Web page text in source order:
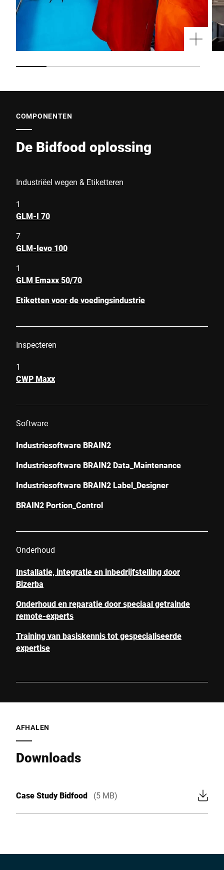
COMPONENTEN
De Bidfood oplossing
Industriëel wegen & Etiketteren
1
GLM-I 70
7
GLM-Ievo 100
1
GLM Emaxx 50/70
Etiketten voor de voedingsindustrie
Inspecteren
1
CWP Maxx
Software
Industriesoftware BRAIN2
Industriesoftware BRAIN2 Data_Maintenance
Industriesoftware BRAIN2 Label_Designer
BRAIN2 Portion_Control
Onderhoud
Installatie, integratie en inbedrijfstelling door
Bizerba
Onderhoud en reparatie door speciaal getrainde
remote-experts
Training van basiskennis tot gespecialiseerde
expertise
AFHALEN
Downloads
Case Study Bidfood (5 MB)